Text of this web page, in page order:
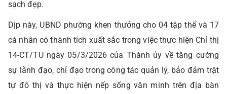
sạch đẹp.
Dịp này, UBND phường khen thưởng cho 04 tập thể và 17
cá nhân có thành tích xuất sắc trong việc thực hiện Chỉ thị
14-CT/TU ngày 05/3/2026 của Thành ủy về tăng cường
sự lãnh đạo, chỉ đạo trong công tác quản lý, bảo đảm trật
tự đô thị và thực hiện nếp sống văn minh trên địa bàn